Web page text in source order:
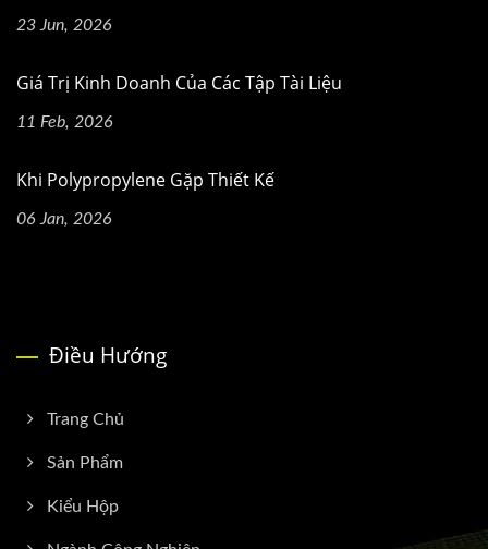
23 Jun, 2026
Giá Trị Kinh Doanh Của Các Tập Tài Liệu
11 Feb, 2026
Khi Polypropylene Gặp Thiết Kế
06 Jan, 2026
Điều Hướng
Trang Chủ
Sản Phẩm
Kiểu Hộp